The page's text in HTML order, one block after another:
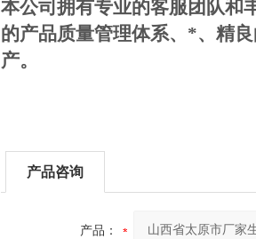
本公司拥有专业的客服团队和
的产品质量管理体系、*、精
产。
产品咨询
产品：